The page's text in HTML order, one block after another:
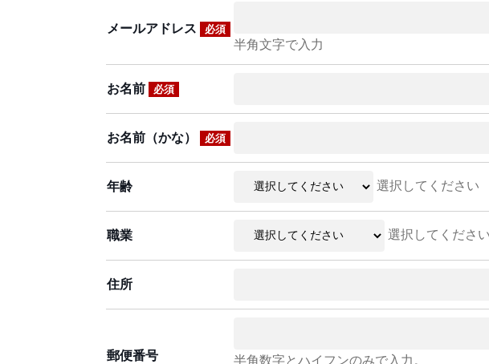
メールアドレス 必須
半角文字で入力
お名前 必須
お名前（かな） 必須
年齢 選択してください
職業 選択してください
住所
郵便番号
半角数字とハイフンのみで入力。